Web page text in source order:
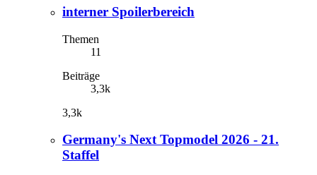
interner Spoilerbereich
Themen
11
Beiträge
3,3k
3,3k
Germany's Next Topmodel 2026 - 21.
Staffel